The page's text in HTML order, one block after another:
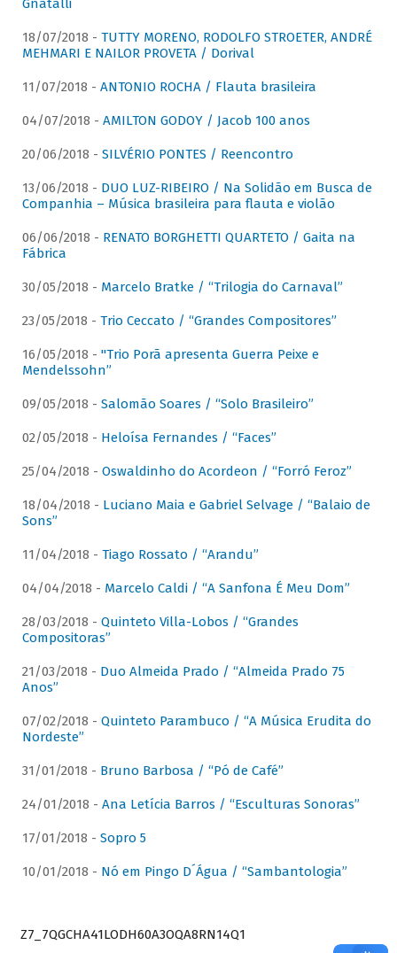
Gnatalli
18/07/2018 - TUTTY MORENO, RODOLFO STROETER, ANDRÉ
MEHMARI E NAILOR PROVETA / Dorival
11/07/2018 - ANTONIO ROCHA / Flauta brasileira
04/07/2018 - AMILTON GODOY / Jacob 100 anos
20/06/2018 - SILVÉRIO PONTES / Reencontro
13/06/2018 - DUO LUZ-RIBEIRO / Na Solidão em Busca de
Companhia – Música brasileira para flauta e violão
06/06/2018 - RENATO BORGHETTI QUARTETO / Gaita na
Fábrica
30/05/2018 - Marcelo Bratke / “Trilogia do Carnaval”
23/05/2018 - Trio Ceccato / “Grandes Compositores”
16/05/2018 - "Trio Porã apresenta Guerra Peixe e
Mendelssohn”
09/05/2018 - Salomão Soares / “Solo Brasileiro”
02/05/2018 - Heloísa Fernandes / “Faces”
25/04/2018 - Oswaldinho do Acordeon / “Forró Feroz”
18/04/2018 - Luciano Maia e Gabriel Selvage / “Balaio de
Sons”
11/04/2018 - Tiago Rossato / “Arandu”
04/04/2018 - Marcelo Caldi / “A Sanfona É Meu Dom”
28/03/2018 - Quinteto Villa-Lobos / “Grandes
Compositoras”
21/03/2018 - Duo Almeida Prado / “Almeida Prado 75
Anos”
07/02/2018 - Quinteto Parambuco / “A Música Erudita do
Nordeste”
31/01/2018 - Bruno Barbosa / “Pó de Café”
24/01/2018 - Ana Letícia Barros / “Esculturas Sonoras”
17/01/2018 - Sopro 5
10/01/2018 - Nó em Pingo D´Água / “Sambantologia”
Z7_7QGCHA41LODH60A3OQA8RN14Q1